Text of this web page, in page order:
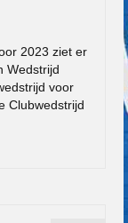
2023 ziet er
Wedstrijd
voor
Clubwedstrijd